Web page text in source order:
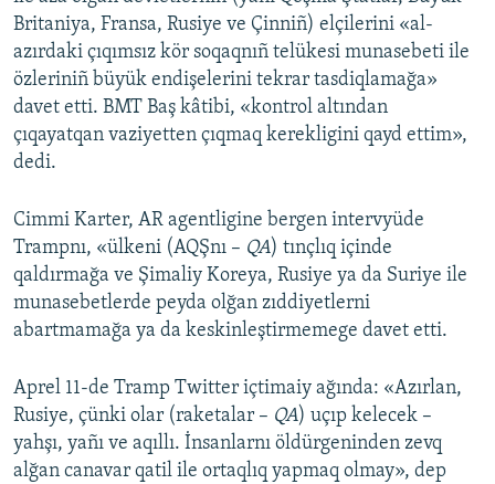
Britaniya, Fransa, Rusiye ve Çinniñ) elçilerini «al-
azırdaki çıqımsız kör soqaqnıñ telükesi munasebeti ile
özleriniñ büyük endişelerini tekrar tasdiqlamağa»
davet etti. BMT Baş kâtibi, «kontrol altından
çıqayatqan vaziyetten çıqmaq kerekligini qayd ettim»,
dedi.
Cimmi Karter, AR agentligine bergen intervyüde
Trampnı, «ülkeni (AQŞnı – QA) tınçlıq içinde
qaldırmağa ve Şimaliy Koreya, Rusiye ya da Suriye ile
munasebetlerde peyda olğan zıddiyetlerni
abartmamağa ya da keskinleştirmemege davet etti.
Aprel 11-de Tramp Twitter içtimaiy ağında: «Azırlan,
Rusiye, çünki olar (raketalar – QA) uçıp kelecek –
yahşı, yañı ve aqıllı. İnsanlarnı öldürgeninden zevq
alğan canavar qatil ile ortaqlıq yapmaq olmay», dep